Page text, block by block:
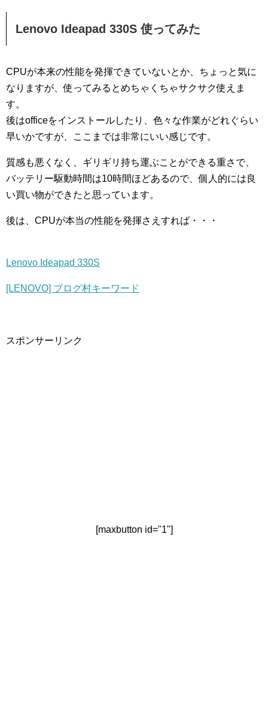
Lenovo Ideapad 330S 使ってみた
CPUが本来の性能を発揮できていないとか、ちょっと気に
なりますが、使ってみるとめちゃくちゃサクサク使えま
す。
後はofficeをインストールしたり、色々な作業がどれぐらい
早いかですが、ここまでは非常にいい感じです。
質感も悪くなく、ギリギリ持ち運ぶことができる重さで、
バッテリー駆動時間は10時間ほどあるので、個人的には良
い買い物ができたと思っています。
後は、CPUが本当の性能を発揮さえすれば・・・
Lenovo Ideapad 330S
[LENOVO] ブログ村キーワード
スポンサーリンク
[maxbutton id="1"]